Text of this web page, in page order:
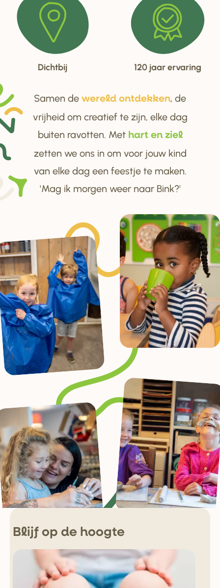
Dichtbij 120 jaar ervaring
Samen de wereld ontdekken, de
vrijheid om creatief te zijn, elke dag
buiten ravotten. Met hart en ziel
zetten we ons in om voor jouw kind
van elke dag een feestje te maken.
'Mag ik morgen weer naar Bink?'
Blijf op de hoogte